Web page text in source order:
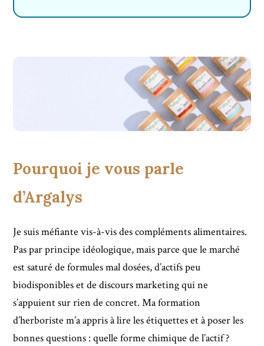
Pourquoi je vous parle
d’Argalys
Je suis méfiante vis-à-vis des compléments alimentaires.
Pas par principe idéologique, mais parce que le marché
est saturé de formules mal dosées, d’actifs peu
biodisponibles et de discours marketing qui ne
s’appuient sur rien de concret. Ma formation
d’herboriste m’a appris à lire les étiquettes et à poser les
bonnes questions : quelle forme chimique de l’actif ?